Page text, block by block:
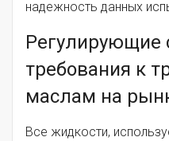
надежность данных
Регулирующие
требования к
маслам на
Все жидкости,